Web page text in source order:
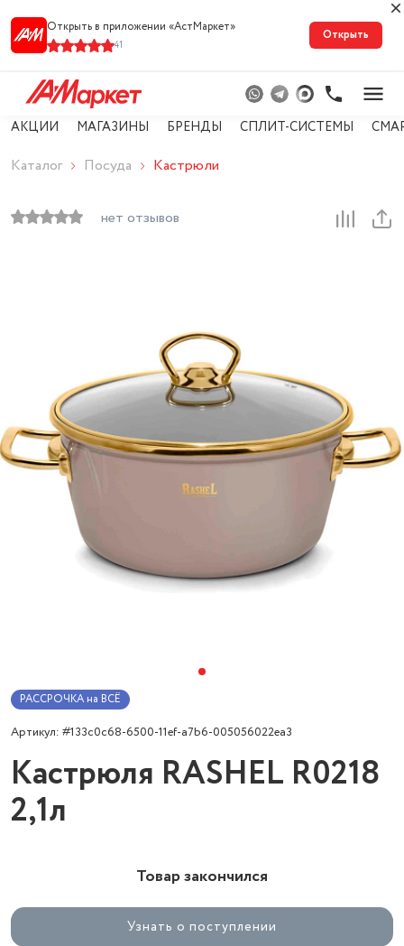
Открыть в приложении «АстМарке‪т‬»
41
Открыть
АКЦИИ МАГАЗИНЫ БРЕНДЫ СПЛИТ-СИСТЕМЫ
Каталог Посуда Кастрюли
нет отзывов
РАССРОЧКА на ВСЁ
Артикул: #133c0c68-6500-11ef-a7b6-005056022ea3
Кастрюля RASHEL R0218
2,1л
Товар закончился
Узнать о поступлении